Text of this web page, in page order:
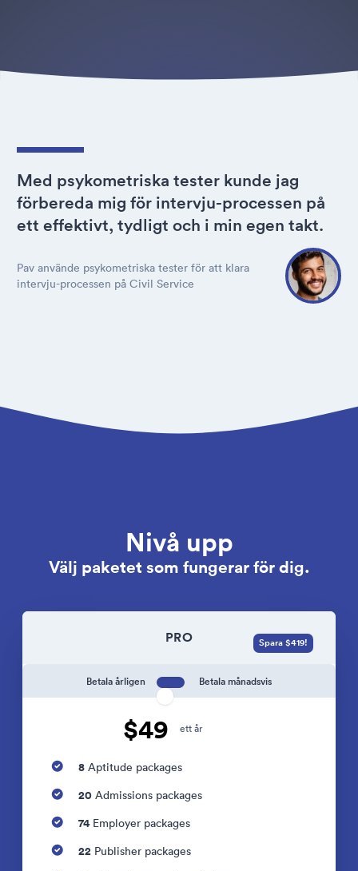
Med psykometriska tester kunde jag
förbereda mig för intervju-processen på
ett effektivt, tydligt och i min egen takt.
Pav använde psykometriska tester för att klara
intervju-processen på Civil Service
Nivå upp
Välj paketet som fungerar för dig.
PRO
Betala årligen Betala månadsvis
$49 ett år
Spara $419!
8 Aptitude packages
20 Admissions packages
74Employer packages
22 Publisher packages